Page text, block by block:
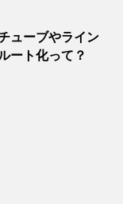
ューブやライン
ート化って？